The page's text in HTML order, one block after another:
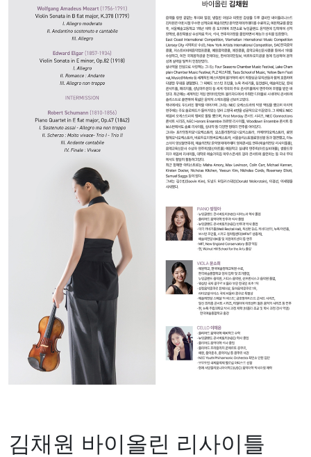
김채원 바이올린 리사이틀